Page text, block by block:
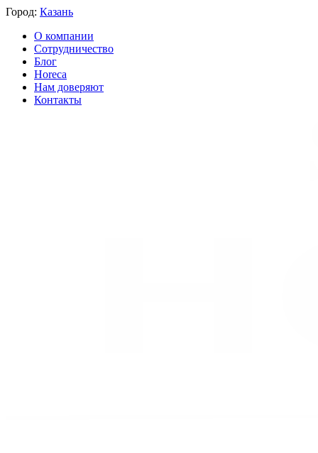
Город: Казань
О компании
Сотрудничество
Блог
Horeca
Нам доверяют
Контакты